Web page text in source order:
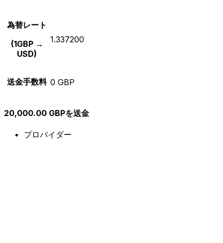
為替レート
(1GBP →
USD)
1.337200
送金手数料 0 GBP
20,000.00 GBPを送金
プロバイダー